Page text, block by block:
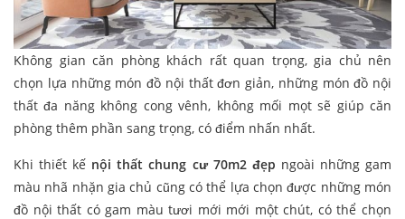
Không gian căn phòng khách rất quan trọng, gia chủ nên
chọn lựa những món đồ nội thất đơn giản, những món đồ nội
thất đa năng không cong vênh, không mối mọt sẽ giúp căn
phòng thêm phần sang trọng, có điểm nhấn nhất.
Khi thiết kế nội thất chung cư 70m2 đẹp ngoài những gam
màu nhã nhặn gia chủ cũng có thể lựa chọn được những món
đồ nội thất có gam màu tươi mới mới một chút, có thể chọn